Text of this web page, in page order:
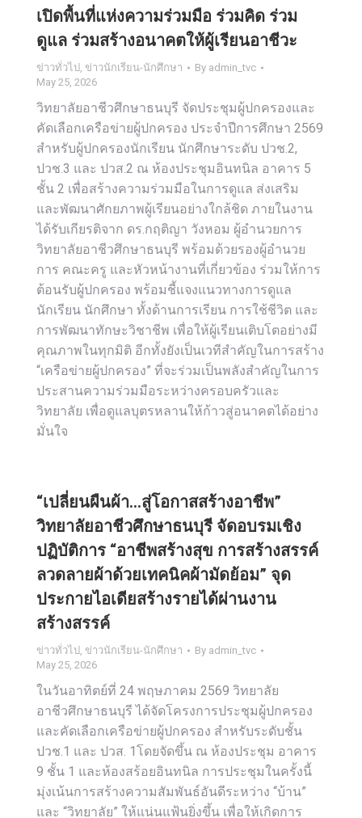
เปิดพื้นที่แห่งความร่วมมือ ร่วมคิด ร่วม
ดูแล ร่วมสร้างอนาคตให้ผู้เรียนอาชีวะ
ข่าวทั่วไป, ข่าวนักเรียน-นักศึกษา By admin_tvc
May 25, 2026
วิทยาลัยอาชีวศึกษาธนบุรี จัดประชุมผู้ปกครองและ
คัดเลือกเครือข่ายผู้ปกครอง ประจำปีการศึกษา 2569
สำหรับผู้ปกครองนักเรียน นักศึกษาระดับ ปวช.2,
ปวช.3 และ ปวส.2 ณ ห้องประชุมอินทนิล อาคาร 5
ชั้น 2 เพื่อสร้างความร่วมมือในการดูแล ส่งเสริม
และพัฒนาศักยภาพผู้เรียนอย่างใกล้ชิด ภายในงาน
ได้รับเกียรติจาก ดร.กฤติญา วังหอม ผู้อำนวยการ
วิทยาลัยอาชีวศึกษาธนบุรี พร้อมด้วยรองผู้อำนวย
การ คณะครู และหัวหน้างานที่เกี่ยวข้อง ร่วมให้การ
ต้อนรับผู้ปกครอง พร้อมชี้แจงแนวทางการดูแล
นักเรียน นักศึกษา ทั้งด้านการเรียน การใช้ชีวิต และ
การพัฒนาทักษะวิชาชีพ เพื่อให้ผู้เรียนเติบโตอย่างมี
คุณภาพในทุกมิติ อีกทั้งยังเป็นเวทีสำคัญในการสร้าง
“เครือข่ายผู้ปกครอง” ที่จะร่วมเป็นพลังสำคัญในการ
ประสานความร่วมมือระหว่างครอบครัวและ
วิทยาลัย เพื่อดูแลบุตรหลานให้ก้าวสู่อนาคตได้อย่าง
มั่นใจ
“เปลี่ยนผืนผ้า…สู่โอกาสสร้างอาชีพ”
วิทยาลัยอาชีวศึกษาธนบุรี จัดอบรมเชิง
ปฏิบัติการ “อาชีพสร้างสุข การสร้างสรรค์
ลวดลายผ้าด้วยเทคนิคผ้ามัดย้อม” จุด
ประกายไอเดียสร้างรายได้ผ่านงาน
สร้างสรรค์
ข่าวทั่วไป, ข่าวนักเรียน-นักศึกษา By admin_tvc
May 25, 2026
ในวันอาทิตย์ที่ 24 พฤษภาคม 2569 วิทยาลัย
อาชีวศึกษาธนบุรี ได้จัดโครงการประชุมผู้ปกครอง
และคัดเลือกเครือข่ายผู้ปกครอง สำหรับระดับชั้น
ปวช.1 และ ปวส. 1โดยจัดขึ้น ณ ห้องประชุม อาคาร
9 ชั้น 1 และห้องสร้อยอินทนิล การประชุมในครั้งนี้
มุ่งเน้นการสร้างความสัมพันธ์อันดีระหว่าง “บ้าน”
และ “วิทยาลัย” ให้แน่นแฟ้นยิ่งขึ้น เพื่อให้เกิดการ